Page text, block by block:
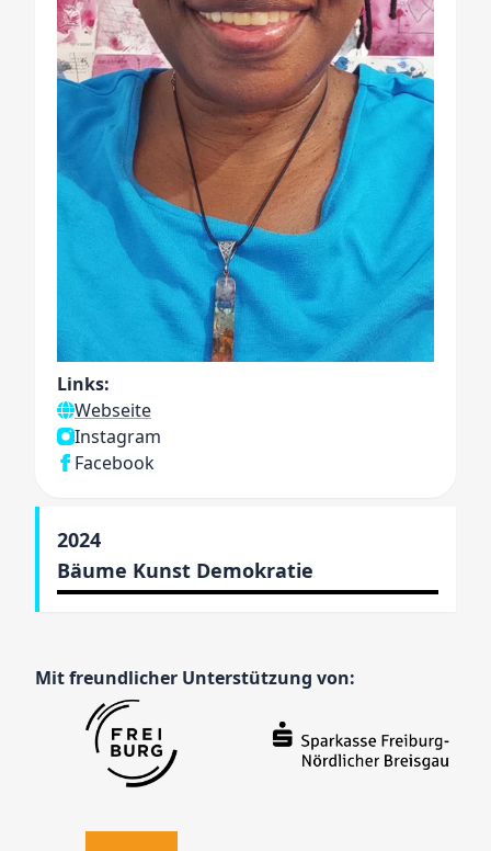
Links:
Webseite
Instagram
Facebook
2024
Bäume Kunst Demokratie
Mit freundlicher Unterstützung von: